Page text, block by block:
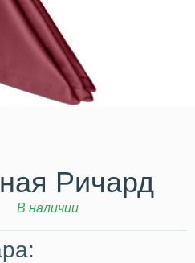
Ричард
В наличии